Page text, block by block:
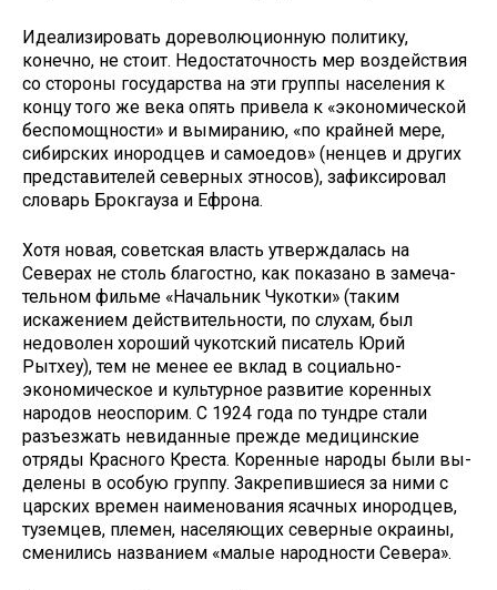
Идеализировать дореволюцион­ную политику,
конечно, не стоит. Недостаточность мер воздей­ствия
со стороны государства на эти группы населения к
концу того же века опять привела к «эконо­мической
беспомощности» и вымиранию, «по крайней мере,
сибирских инородцев и самоедов» (ненцев и других
представителей северных этносов), зафиксировал
словарь Брокгауза и Ефрона.
Хотя новая, советская власть утверждалась на
Северах не столь благостно, как показано в замеча­
тельном фильме «Начальник Чу­котки» (таким
искажением действи­тельности, по слухам, был
недоволен хороший чукотский писатель Юрий
Рытхеу), тем не менее ее вклад в со­циально-
экономическое и культур­ное развитие коренных
народов неоспорим. С 1924 года по тундре стали
разъезжать невиданные пре­жде медицинские
отряды Красного Креста. Коренные народы были вы­
делены в особую группу. Закрепив­шиеся за ними с
царских времен наименования ясачных инородцев,
туземцев, племен, населяющих северные окраины,
сменились назва­нием «малые народности Севера».